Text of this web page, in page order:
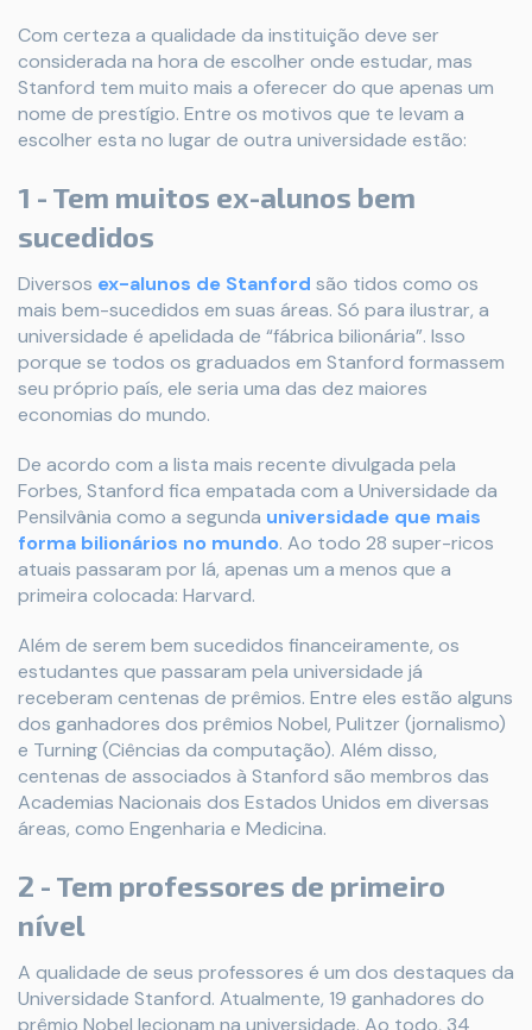
Com certeza a qualidade da instituição deve ser
considerada na hora de escolher onde estudar, mas
Stanford tem muito mais a oferecer do que apenas um
nome de prestígio. Entre os motivos que te levam a
escolher esta no lugar de outra universidade estão:
1 - Tem muitos ex-alunos bem
sucedidos
Diversos ex-alunos de Stanford são tidos como os
mais bem-sucedidos em suas áreas. Só para ilustrar, a
universidade é apelidada de “fábrica bilionária”. Isso
porque se todos os graduados em Stanford formassem
seu próprio país, ele seria uma das dez maiores
economias do mundo.
De acordo com a lista mais recente divulgada pela
Forbes, Stanford fica empatada com a Universidade da
Pensilvânia como a segunda universidade que mais
forma bilionários no mundo. Ao todo 28 super-ricos
atuais passaram por lá, apenas um a menos que a
primeira colocada: Harvard.
Além de serem bem sucedidos financeiramente, os
estudantes que passaram pela universidade já
receberam centenas de prêmios. Entre eles estão alguns
dos ganhadores dos prêmios Nobel, Pulitzer (jornalismo)
e Turning (Ciências da computação). Além disso,
centenas de associados à Stanford são membros das
Academias Nacionais dos Estados Unidos em diversas
áreas, como Engenharia e Medicina.
2 - Tem professores de primeiro
nível
A qualidade de seus professores é um dos destaques da
Universidade Stanford. Atualmente, 19 ganhadores do
prêmio Nobel lecionam na universidade. Ao todo, 34